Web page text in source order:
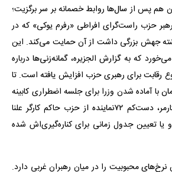
آن هم پس از سال‌ها روابط خصمانه بر سر برگزیت؛
رهبر حزب راست‌گرای افراطی «رفرم یوکی» که در
جهش بزرگی داشت از آن حمایت می‌کند. این
که به گزارش الجزیره، گمانه‌زنی‌ها درباره
رقابت برای رهبری حزب افزایش یافته است. تا
با آماده شدن وزرا برای جلسه اضطراری کابینه
در لندن درباره آینده استارمر، دست‌کم ۷۲نماینده از حزب حاکم کارگر علنا
یا تعیین جدول زمانی برای کناره‌گیری‌اش شده
نرخ‌های محبوبیت را در میان رهبران غربی دارد.